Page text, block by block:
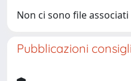
Non ci sono file
Pubblicazioni